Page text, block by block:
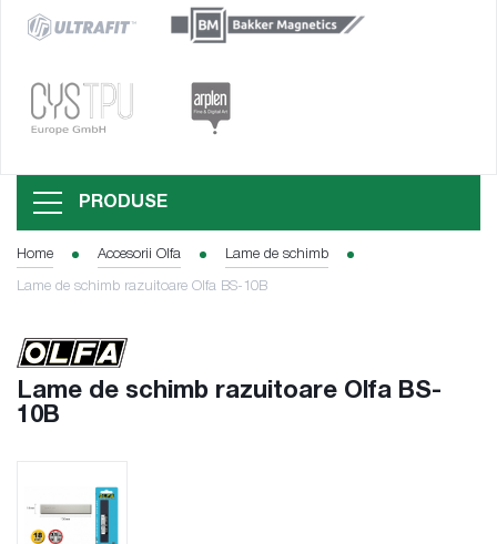
PRODUSE
Home Accesorii Olfa Lame de schimb
Lame de schimb razuitoare Olfa BS-10B
Lame de schimb razuitoare Olfa BS-
10B